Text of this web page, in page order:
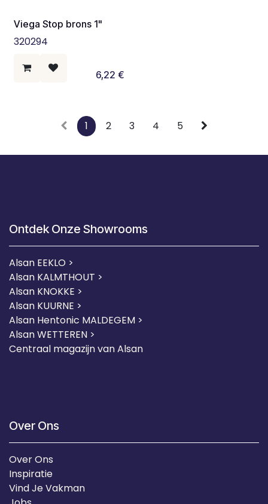
Viega Stop brons 1"
320294
6,22 €
1 2 3 4 5
Ontdek Onze Showrooms
Alsan EEKLO >
Alsan KALMTHOUT >
Alsan KNOKKE >
Alsan KUURNE >
Alsan Hentonic MALDEGEM >
Alsan WETTEREN >
Centraal magazijn van Alsan
Over Ons
Over Ons
Inspiratie
Vind Je Vakman